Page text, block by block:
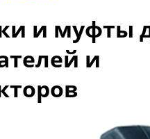
и муфты
и